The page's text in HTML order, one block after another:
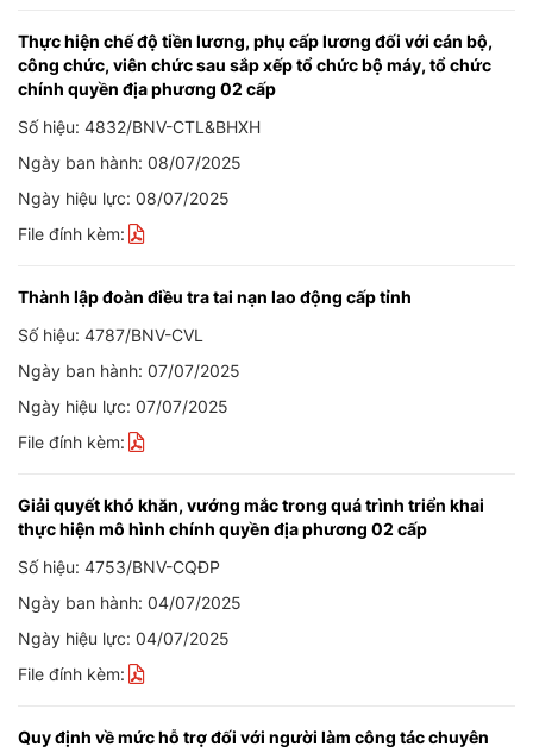
Thực hiện chế độ tiền lương, phụ cấp lương đối với cán bộ,
công chức, viên chức sau sắp xếp tổ chức bộ máy, tổ chức
chính quyền địa phương 02 cấp
Số hiệu: 4832/BNV-CTL&BHXH
Ngày ban hành: 08/07/2025
Ngày hiệu lực: 08/07/2025
File đính kèm:
Thành lập đoàn điều tra tai nạn lao động cấp tỉnh
Số hiệu: 4787/BNV-CVL
Ngày ban hành: 07/07/2025
Ngày hiệu lực: 07/07/2025
File đính kèm:
Giải quyết khó khăn, vướng mắc trong quá trình triển khai
thực hiện mô hình chính quyền địa phương 02 cấp
Số hiệu: 4753/BNV-CQĐP
Ngày ban hành: 04/07/2025
Ngày hiệu lực: 04/07/2025
File đính kèm:
Quy định về mức hỗ trợ đối với người làm công tác chuyên